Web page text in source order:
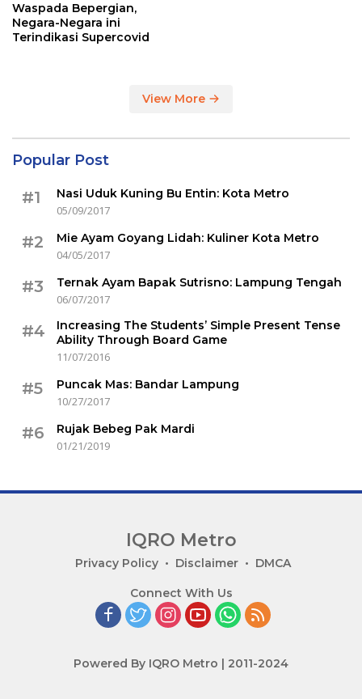
Waspada Bepergian,
Negara-Negara ini
Terindikasi Supercovid
View More
Popular Post
#1
Nasi Uduk Kuning Bu Entin: Kota Metro
05/09/2017
#2
Mie Ayam Goyang Lidah: Kuliner Kota Metro
04/05/2017
#3
Ternak Ayam Bapak Sutrisno: Lampung Tengah
06/07/2017
#4
Increasing The Students’ Simple Present Tense
Ability Through Board Game
11/07/2016
#5
Puncak Mas: Bandar Lampung
10/27/2017
#6
Rujak Bebeg Pak Mardi
01/21/2019
IQRO Metro
Privacy Policy Disclaimer DMCA
Connect With Us
Powered By IQRO Metro | 2011-2024